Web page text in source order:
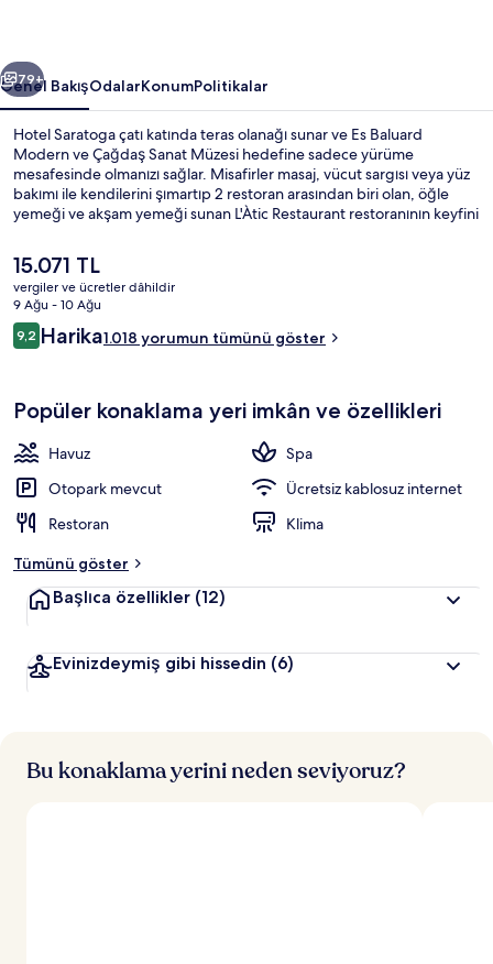
Sonraki
79+
Genel BakışOdalarKonumPolitikalar
Hotel Saratoga çatı katında teras olanağı sunar ve Es Baluard
Modern ve Çağdaş Sanat Müzesi hedefine sadece yürüme
mesafesinde olmanızı sağlar. Misafirler masaj, vücut sargısı veya yüz
bakımı ile kendilerini şımartıp 2 restoran arasından biri olan, öğle
yemeği ve akşam yemeği sunan L'Àtic Restaurant restoranının keyfini
dâhilindeki diğer öne çıkan özellikler arasındadır. Misafirler arasında
havuz ve yardıma hazır personel seviliyor.
Şu
anki
fiyat
15.071 TL
15.071 TL
vergiler ve ücretler dâhildir
9 Ağu - 10 Ağu
Yorumlar
9,29,2/10
Harika1.018 yorumun tümünü göster
Popüler konaklama yeri imkân ve özellikleri
Havuz
Spa
Otopark mevcut
Ücretsiz kablosuz internet
Restoran
Klima
Tümünü göster
Başlıca özellikler (12)
Evinizdeymiş gibi hissedin (6)
Bu konaklama yerini neden seviyoruz?